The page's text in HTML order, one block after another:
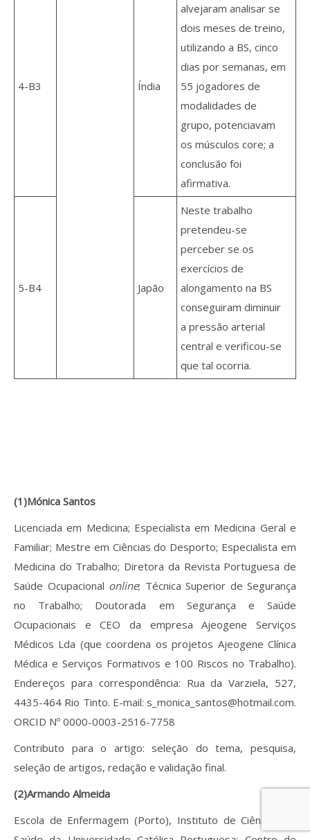
4-B3 Índia
alvejaram analisar se
dois meses de treino,
utilizando a BS, cinco
dias por semanas, em
55 jogadores de
modalidades de
grupo, potenciavam
os músculos core; a
conclusão foi
afirmativa.
5-B4 Japão
Neste trabalho
pretendeu-se
perceber se os
exercícios de
alongamento na BS
conseguiram diminuir
a pressão arterial
central e verificou-se
que tal ocorria.
(1)Mónica Santos
Licenciada em Medicina; Especialista em Medicina Geral e
Familiar; Mestre em Ciências do Desporto; Especialista em
Medicina do Trabalho; Diretora da Revista Portuguesa de
Saúde Ocupacional online; Técnica Superior de Segurança
no Trabalho; Doutorada em Segurança e Saúde
Ocupacionais e CEO da empresa Ajeogene Serviços
Médicos Lda (que coordena os projetos Ajeogene Clínica
Médica e Serviços Formativos e 100 Riscos no Trabalho).
Endereços para correspondência: Rua da Varziela, 527,
4435-464 Rio Tinto. E-mail: s_monica_santos@hotmail.com.
ORCID Nº 0000-0003-2516-7758
Contributo para o artigo: seleção do tema, pesquisa,
seleção de artigos, redação e validação final.
(2)Armando Almeida
Escola de Enfermagem (Porto), Instituto de Ciências da